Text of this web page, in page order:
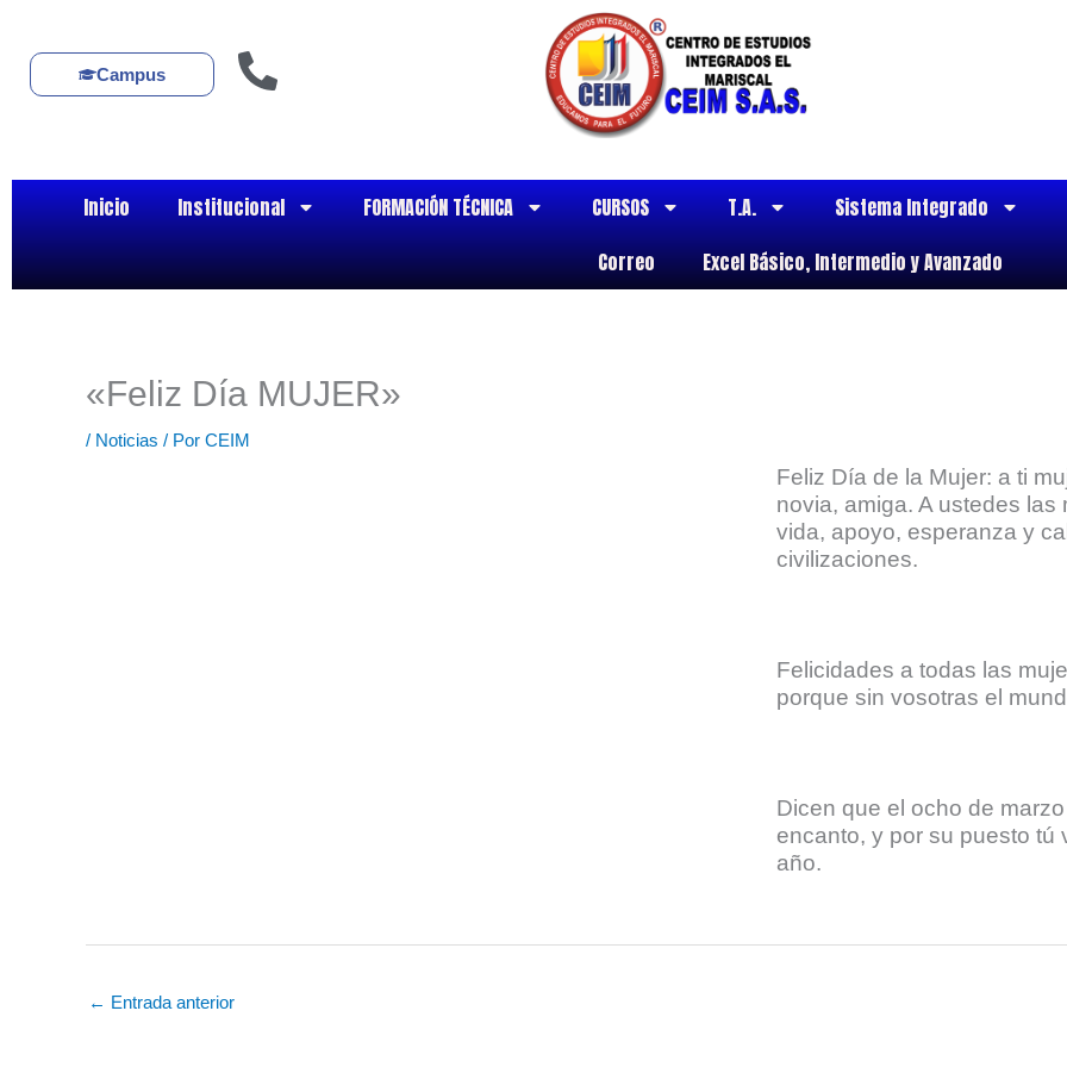
contenido
Campus
Inicio Institucional FORMACIÓN TÉCNICA CURSOS T.A. Sistema Integrado
Correo
Excel Básico, Intermedio y Avanzado
«Feliz Día MUJER»
/ Noticias / Por CEIM
Feliz Día de la Mujer: a ti
novia, amiga. A ustedes
vida, apoyo, esperanza y
civilizaciones.
Felicidades a todas las
porque sin vosotras el
Dicen que el ocho de
encanto, y por su puesto tú
año.
← Entrada anterior